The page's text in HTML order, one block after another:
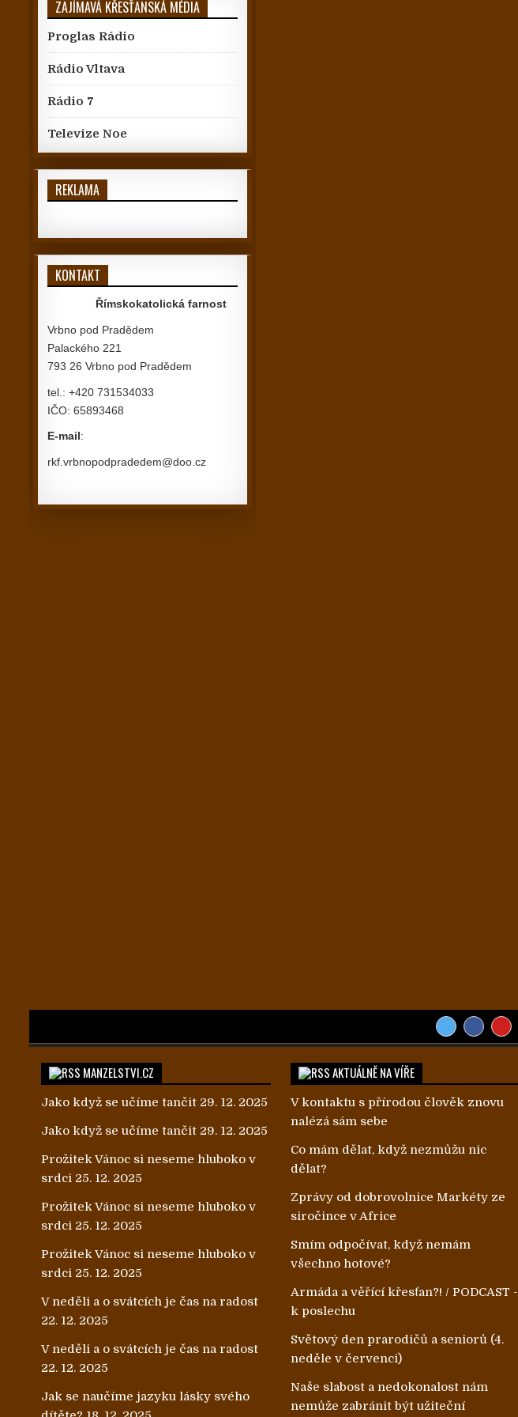
ZAJÍMAVÁ KŘESŤANSKÁ MÉDIA
Proglas Rádio
Rádio Vltava
Rádio 7
Televize Noe
REKLAMA
KONTAKT
Římskokatolická farnost
Vrbno pod Pradědem
Palackého 221
793 26 Vrbno pod Pradědem
tel.: +420 731534033
IČO: 65893468
E-mail:
rkf.vrbnopodpradedem@doo.cz
MANZELSTVI.CZ
Jako když se učíme tančit 29. 12. 2025
Jako když se učíme tančit 29. 12. 2025
Prožitek Vánoc si neseme hluboko v
srdci 25. 12. 2025
Prožitek Vánoc si neseme hluboko v
srdci 25. 12. 2025
Prožitek Vánoc si neseme hluboko v
srdci 25. 12. 2025
V neděli a o svátcích je čas na radost
22. 12. 2025
V neděli a o svátcích je čas na radost
22. 12. 2025
Jak se naučíme jazyku lásky svého
AKTUÁLNĚ NA VÍŘE
V kontaktu s přírodou člověk znovu
nalézá sám sebe
Co mám dělat, když nezmůžu nic
dělat?
Zprávy od dobrovolnice Markéty ze
siročince v Africe
Smím odpočívat, když nemám
všechno hotové?
Armáda a věřící křesťan?! / PODCAST -
k poslechu
Světový den prarodičů a seniorů (4.
neděle v červenci)
Naše slabost a nedokonalost nám
nemůže zabránit být užiteční